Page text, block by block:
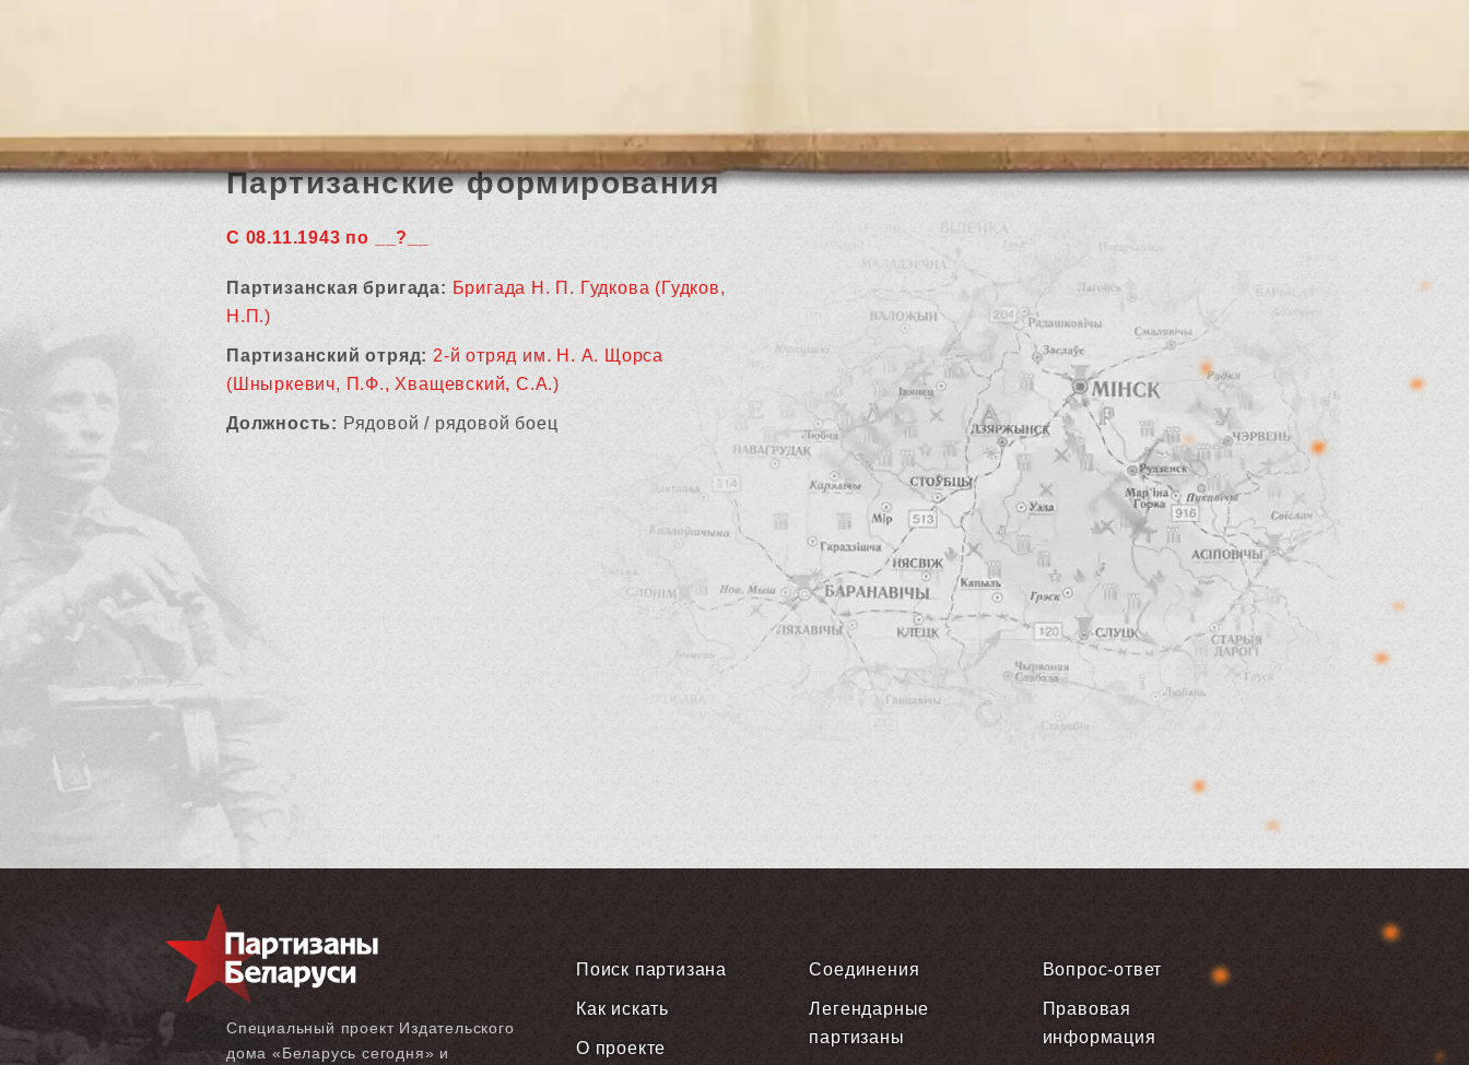
Партизанские формирования
С 08.11.1943 по __?__
Партизанская бригада: Бригада Н. П. Гудкова (Гудков,
Н.П.)
Партизанский отряд: 2-й отряд им. Н. А. Щорса
(Шныркевич, П.Ф., Хващевский, С.А.)
Должность: Рядовой / рядовой боец
Специальный проект Издательского
дома «‎Беларусь сегодня» и
Поиск партизана
Как искать
О проекте
Соединения
Легендарные
партизаны
Вопрос-ответ
Правовая
информация